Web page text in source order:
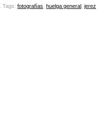
Tags: fotografías huelga general jerez